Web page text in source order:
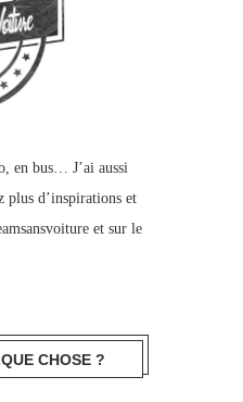
en bus… J’ai aussi
plus d’inspirations et
et sur le
CHOSE ?